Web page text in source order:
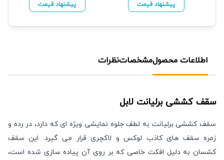
پیشنهاد قیمت
پیشنهاد قیمت
اطلاعات محصولمشخصاتنظرات
سقف کششی برلیانت لابل
سقف کششی برلیانت به لطف جلوه نمایشی ویژه ای که دارد، در رده و
زمره سقف های کاذب لوکس و لاکچری قرار می گیرد. این سقف
کشسان به دلیل افکت خاصی که بر روی آن پیاده سازی شده است،